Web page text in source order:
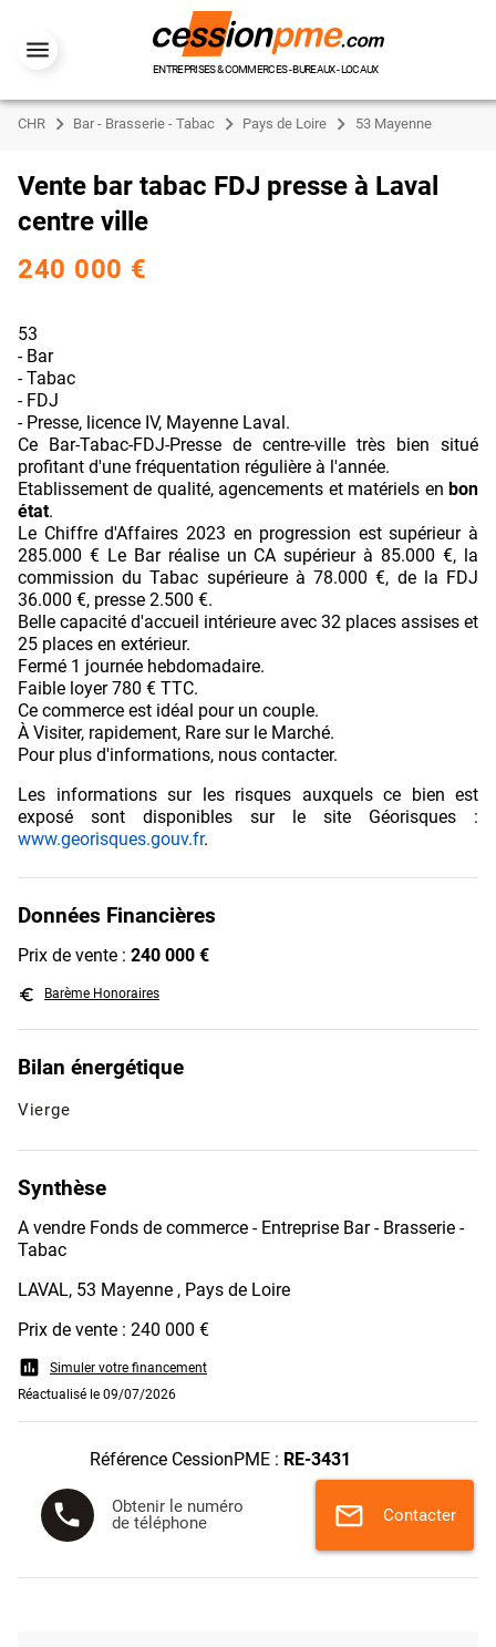
ENTREPRISES & COMMERCES - BUREAUX - LOCAUX
CHR Bar - Brasserie - Tabac Pays de Loire 53 Mayenne
Vente bar tabac FDJ presse à Laval
centre ville
240 000 €
53
- Bar
- Tabac
- FDJ
- Presse, licence IV, Mayenne Laval.
Ce Bar-Tabac-FDJ-Presse de centre-ville très bien situé
profitant d'une fréquentation régulière à l'année.
Etablissement de qualité, agencements et matériels en bon
état.
Le Chiffre d'Affaires 2023 en progression est supérieur à
285.000 € Le Bar réalise un CA supérieur à 85.000 €, la
commission du Tabac supérieure à 78.000 €, de la FDJ
36.000 €, presse 2.500 €.
Belle capacité d'accueil intérieure avec 32 places assises et
25 places en extérieur.
Fermé 1 journée hebdomadaire.
Faible loyer 780 € TTC.
Ce commerce est idéal pour un couple.
À Visiter, rapidement, Rare sur le Marché.
Pour plus d'informations, nous contacter.
Les informations sur les risques auxquels ce bien est
exposé sont disponibles sur le site Géorisques :
www.georisques.gouv.fr.
Données Financières
Prix de vente : 240 000 €
euro_symbol Barème Honoraires
Bilan énergétique
Vierge
Synthèse
A vendre Fonds de commerce - Entreprise Bar - Brasserie -
Tabac
LAVAL, 53 Mayenne , Pays de Loire
Prix de vente : 240 000 €
assessment
Simuler votre financement
Réactualisé le 09/07/2026
Référence CessionPME : RE-3431
phone
Obtenir le numéro
de téléphone
mail Contacter